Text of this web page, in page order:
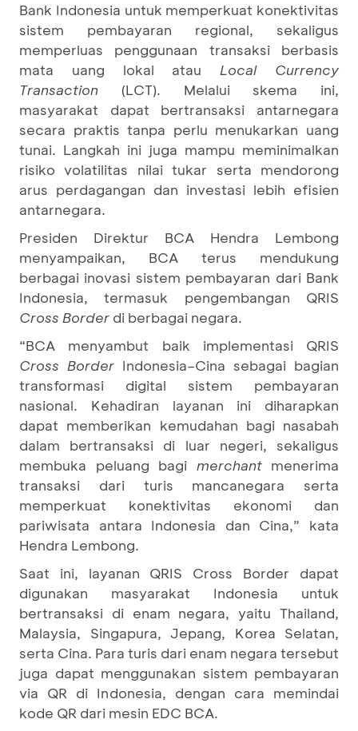
Bank Indonesia untuk memperkuat konektivitas
sistem pembayaran regional, sekaligus
memperluas penggunaan transaksi berbasis
mata uang lokal atau Local Currency
Transaction (LCT). Melalui skema ini,
masyarakat dapat bertransaksi antarnegara
secara praktis tanpa perlu menukarkan uang
tunai. Langkah ini juga mampu meminimalkan
risiko volatilitas nilai tukar serta mendorong
arus perdagangan dan investasi lebih efisien
antarnegara.
Presiden Direktur BCA Hendra Lembong
menyampaikan, BCA terus mendukung
berbagai inovasi sistem pembayaran dari Bank
Indonesia, termasuk pengembangan QRIS
Cross Border di berbagai negara.
“BCA menyambut baik implementasi QRIS
Cross Border Indonesia–Cina sebagai bagian
transformasi digital sistem pembayaran
nasional. Kehadiran layanan ini diharapkan
dapat memberikan kemudahan bagi nasabah
dalam bertransaksi di luar negeri, sekaligus
membuka peluang bagi merchantmenerima
transaksi dari turis mancanegara serta
memperkuat konektivitas ekonomi dan
pariwisata antara Indonesia dan Cina,” kata
Hendra Lembong.
Saat ini, layanan QRIS Cross Border dapat
digunakan masyarakat Indonesia untuk
bertransaksi di enam negara, yaitu Thailand,
Malaysia, Singapura, Jepang, Korea Selatan,
serta Cina. Para turis dari enam negara tersebut
juga dapat menggunakan sistem pembayaran
via QR di Indonesia, dengan cara memindai
kode QR dari mesin EDC BCA.